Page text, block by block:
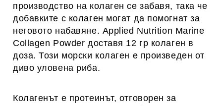
производство на колаген се забавя, така че
добавките с колаген могат да помогнат за
неговото набавяне. Applied Nutrition Marine
Collagen Powder доставя 12 гр колаген в
доза. Този морски колаген е произведен от
диво уловена риба.
Колагенът е протеинът, отговорен за